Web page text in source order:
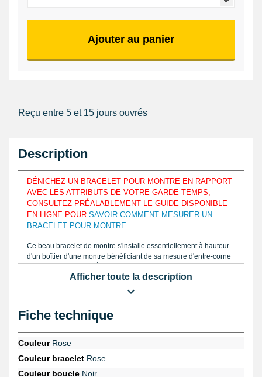
Ajouter au panier
Reçu entre 5 et 15 jours ouvrés
Description
DÉNICHEZ UN BRACELET POUR MONTRE EN RAPPORT
AVEC LES ATTRIBUTS DE VOTRE GARDE-TEMPS,
CONSULTEZ PRÉALABLEMENT LE GUIDE DISPONIBLE
EN LIGNE POUR SAVOIR COMMENT MESURER UN
BRACELET POUR MONTRE
Ce beau bracelet de montre s'installe essentiellement à hauteur
d'un boîtier d'une montre bénéficiant de sa mesure d'entre-corne
combiner aux courbes du poignet et de le garder proprement.
Prenez la mensuration au moyen d'une règle graduée ou un
disposer. Cet article de réparation horloger 18 mm est élaboré à
base de silicone.
Cet article est à rattacher à hauteur d'un boîtier à l'aide d'une
montre usé, vous devez disposer un
suisse professionnel bergeon
Afficher toute la description
Fiche technique
CouleurRose
Couleur bracelet Rose
Couleur boucle Noir